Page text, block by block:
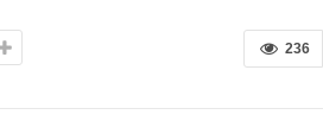
236